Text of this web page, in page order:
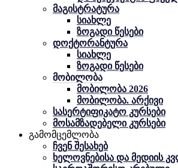
მაგისტრატურა
სიახლე
ზოგადი წესები
დოქტორანტურა
სიახლე
ზოგადი წესები
მობილობა
მობილობა 2026
მობილობა. არქივი
სასერტიფიკატო კურსები
მოსამზადებელი კურსები
გამომცემლობა
ჩვენ შესახებ
ხელოვნებისა და მედიის